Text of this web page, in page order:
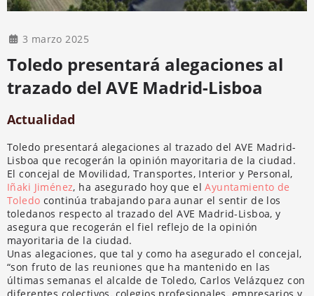
3 marzo 2025
Toledo presentará alegaciones al
trazado del AVE Madrid-Lisboa
Actualidad
Toledo presentará alegaciones al trazado del AVE Madrid-
Lisboa que recogerán la opinión mayoritaria de la ciudad.
El concejal de Movilidad, Transportes, Interior y Personal,
Iñaki Jiménez, ha asegurado hoy que elAyuntamiento de
Toledo continúa trabajando para aunar el sentir de los
toledanos respecto al trazado del AVE Madrid-Lisboa, y
asegura que recogerán el fiel reflejo de la opinión
mayoritaria de la ciudad.
Unas alegaciones, que tal y como ha asegurado el concejal,
“son fruto de las reuniones que ha mantenido en las
últimas semanas el alcalde de Toledo, Carlos Velázquez con